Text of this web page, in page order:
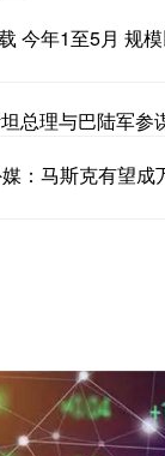
今年1至5月 规
总理与巴陆军参
：马斯克有望成